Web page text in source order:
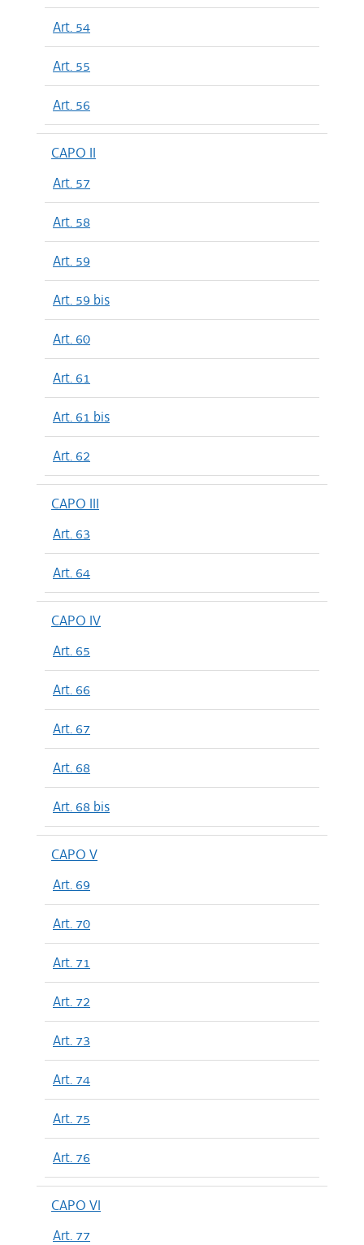
Art. 54
Art. 55
Art. 56
CAPO II
Art. 57
Art. 58
Art. 59
Art. 59 bis
Art. 60
Art. 61
Art. 61 bis
Art. 62
CAPO III
Art. 63
Art. 64
CAPO IV
Art. 65
Art. 66
Art. 67
Art. 68
Art. 68 bis
CAPO V
Art. 69
Art. 70
Art. 71
Art. 72
Art. 73
Art. 74
Art. 75
Art. 76
CAPO VI
Art. 77